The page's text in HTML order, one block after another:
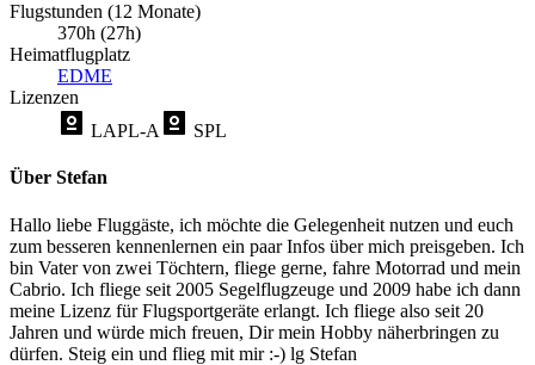
Flugstunden (12 Monate)
370h (27h)
Heimatflugplatz
EDME
Lizenzen
LAPL-A
SPL
Über Stefan
Hallo liebe Fluggäste, ich möchte die Gelegenheit nutzen und euch
zum besseren kennenlernen ein paar Infos über mich preisgeben. Ich
bin Vater von zwei Töchtern, fliege gerne, fahre Motorrad und mein
Cabrio. Ich fliege seit 2005 Segelflugzeuge und 2009 habe ich dann
meine Lizenz für Flugsportgeräte erlangt. Ich fliege also seit 20
Jahren und würde mich freuen, Dir mein Hobby näherbringen zu
dürfen. Steig ein und flieg mit mir :-) lg Stefan